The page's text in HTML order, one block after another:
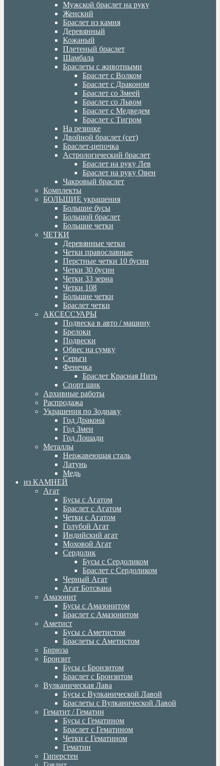
Мужской браслет на руку
Женский
Браслет из камня
Деревянный
Кожаный
Плетеный браслет
Шамбала
Браслеты с животными
Браслет с Волком
Браслет с Драконом
Браслет со Змеей
Браслет со Львом
Браслет с Медведем
Браслет с Тигром
На резинке
Двойной браслет (сет)
Браслет-цепочка
Астрологический браслет
Браслет на руку Лев
Браслет на руку Овен
Чакровый браслет
Комплекты
БОЛЬШИЕ украшения
Большие бусы
Большой браслет
Большие четки
ЧЕТКИ
Деревянные четки
Четки православные
Перстные четки 10 бусин
Четки 30 бусин
Четки 33 зерна
Четки 108
Большие четки
Браслет четки
АКСЕССУАРЫ
Подвеска в авто / машину
Брелоки
Подвески
Обвес на сумку
Серьги
Фенечка
Браслет Красная Нить
Спорт шик
Архивные работы
Распродажа
Украшения по Зодиаку
Год Дракона
Год Змеи
Год Лошади
Металлы
Нержавеющая сталь
Латунь
Медь
из КАМНЕЙ
Агат
Бусы с Агатом
Браслет с Агатом
Четки с Агатом
Голубой Агат
Индийский агат
Моховой Агат
Сердолик
Бусы с Сердоликом
Браслет с Сердоликом
Черный Агат
Агат Ботсвана
Амазонит
Бусы с Амазонитом
Браслет с Амазонитом
Аметист
Бусы с Аметистом
Браслеты с Аметистом
Бирюза
Бронзит
Бусы с Бронзитом
Браслет с Бронзитом
Вулканическая Лава
Бусы с Вулканической Лавой
Браслеты с Вулканической Лавой
Гематит / Гематин
Бусы с Гематином
Браслет с Гематином
Четки с Гематином
Гематин
Гиперстен